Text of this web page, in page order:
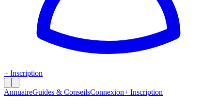
+ Inscription
AnnuaireGuides & ConseilsConnexion+ Inscription